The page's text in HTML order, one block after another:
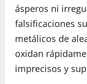
ásperos ni
falsificaciones
metálicos de
oxidan
imprecisos y